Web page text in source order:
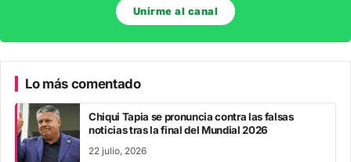
Unirme al canal
Lo más comentado
Chiqui Tapia se pronuncia contra las falsas
noticias tras la final del Mundial 2026
22 julio, 2026